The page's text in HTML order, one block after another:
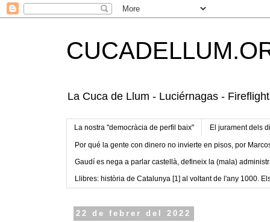
La Cuca de Llum - Luciérnagas -
La nostra "democràcia de perfil baix" El jurament dels
Por qué la gente con dinero no invierte en pisos, por
Gaudí es nega a parlar castellà, defineix la (mala)
Llibres: història de Catalunya [1] al voltant de l'any 1000.
22 de febrer del 2022